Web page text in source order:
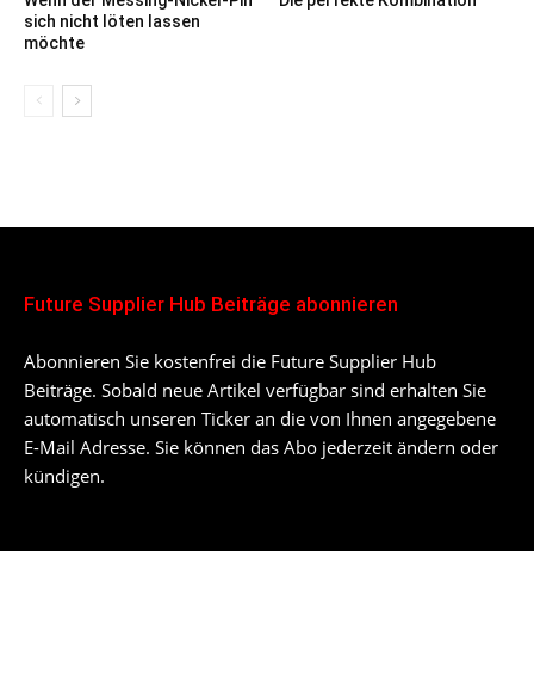
sich nicht löten lassen
möchte
Future Supplier Hub Beiträge abonnieren
Abonnieren Sie kostenfrei die Future Supplier Hub
Beiträge. Sobald neue Artikel verfügbar sind erhalten Sie
automatisch unseren Ticker an die von Ihnen angegebene
E-Mail Adresse. Sie können das Abo jederzeit ändern oder
kündigen.